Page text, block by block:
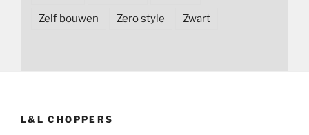
Zelf bouwen Zero style Zwart
L&L CHOPPERS